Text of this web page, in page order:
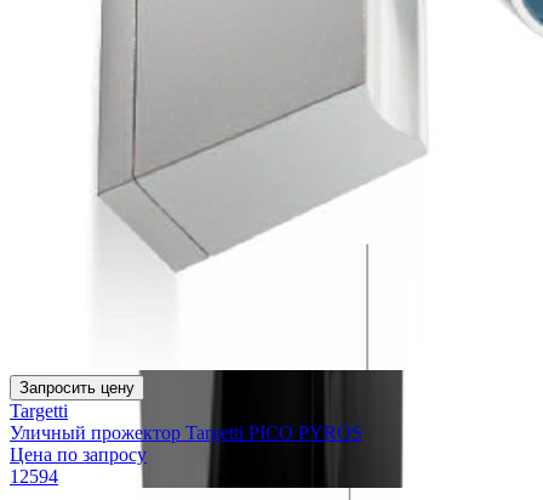
Запросить цену
Targetti
Уличный прожектор Targetti PICO PYROS
Цена по запросу
12594